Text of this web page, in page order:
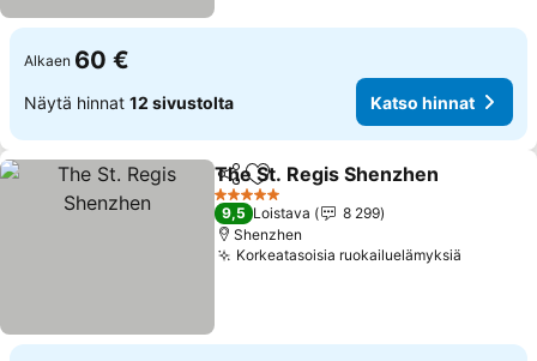
Alkaen 60 €
Näytä hinnat 12 sivustolta Katso hinnat
Jaa Lisää suosikkeihin
The St. Regis Shenzhen
5 Tähtiluokitus
9,5 Loistava
8 299
Shenzhen
Korkeatasoisia ruokailuelämyksiä